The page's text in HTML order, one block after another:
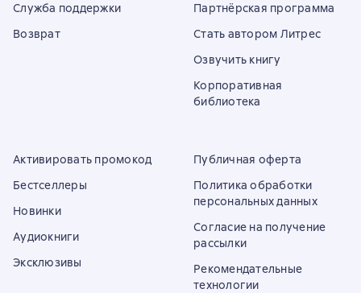
Служба поддержки
Возврат
Партнёрская программа
Стать автором Литрес
Озвучить книгу
Корпоративная
библиотека
Активировать промокод
Бестселлеры
Новинки
Аудиокниги
Эксклюзивы
Публичная оферта
Политика обработки
персональных данных
Согласие на получение
рассылки
Рекомендательные
технологии